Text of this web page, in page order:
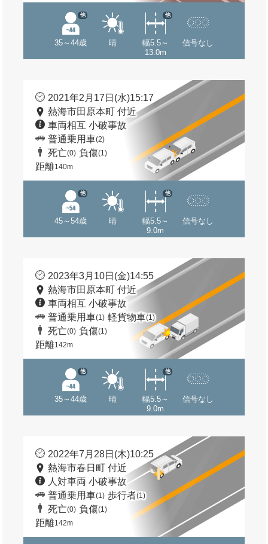
35～44歳
他
晴
幅5.5～
13.0m
他
信号なし
2021年2月17日(水)15:17
熱海市田原本町 付近
車両相互 小破事故
普通乗用車(2)
死亡(0) 負傷(1)
距離140m
45～54歳
他
晴
幅5.5～
9.0m
他
信号なし
2023年3月10日(金)14:55
熱海市田原本町 付近
車両相互 小破事故
普通乗用車(1) 軽貨物車(1)
死亡(0) 負傷(1)
距離142m
35～44歳
他
晴
幅5.5～
9.0m
他
信号なし
2022年7月28日(木)10:25
熱海市春日町 付近
人対車両 小破事故
普通乗用車(1) 歩行者(1)
死亡(0) 負傷(1)
距離142m